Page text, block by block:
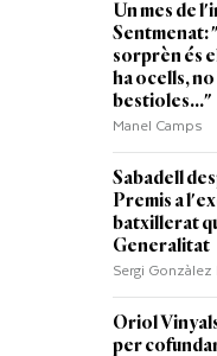
Un mes de
Sentmenat:
sorprèn és
ha ocells, no
bestioles..."
Manel Camps
Sabadell
Premis a
batxillerat
Generalitat
Sergi
Oriol
per